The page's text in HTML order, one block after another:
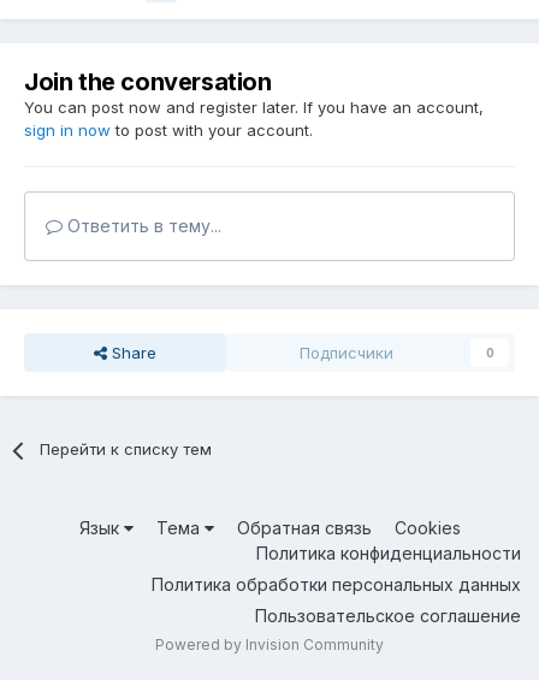
Join the conversation
You can post now and register later. If you have an account,
sign in now to post with your account.
Ответить в тему...
Share Подписчики 0
Перейти к списку тем
Язык Тема Обратная связь
Cookies
Политика конфиденциальности
Политика обработки персональных данных
Пользовательское соглашение
Powered by Invision Community